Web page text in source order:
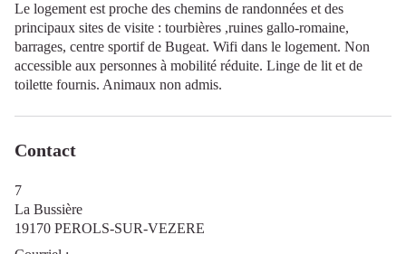
Le logement est proche des chemins de randonnées et des
principaux sites de visite : tourbières ,ruines gallo-romaine,
barrages, centre sportif de Bugeat. Wifi dans le logement. Non
accessible aux personnes à mobilité réduite. Linge de lit et de
toilette fournis. Animaux non admis.
Contact
7
La Bussière
19170 PEROLS-SUR-VEZERE